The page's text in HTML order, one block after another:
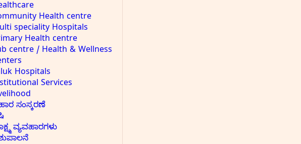
Health centre
speciality Hospitals
Health centre
centre / Health & Wellness
Hospitals
Services
ಸಂಸ್ಕರಣೆ
ವ್ಯವಹಾರಗಳು